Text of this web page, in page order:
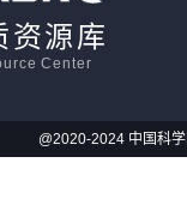
资源库
Center
@2020-2024 中国科